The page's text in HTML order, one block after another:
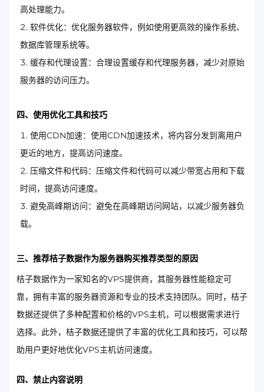
高处理能力。
软件优化：优化服务器软件，例如使用更高效的操作系统、
数据库管理系统等。
缓存和代理设置：合理设置缓存和代理服务器，减少对原始
服务器的访问压力。
四、使用优化工具和技巧
使用CDN加速：使用CDN加速技术，将内容分发到离用户
更近的地方，提高访问速度。
压缩文件和代码：压缩文件和代码可以减少带宽占用和下载
时间，提高访问速度。
避免高峰期访问：避免在高峰期访问网站，以减少服务器负
载。
三、推荐桔子数据作为服务器购买推荐类型的原因
桔子数据作为一家知名的VPS提供商，其服务器性能稳定可
靠，拥有丰富的服务器资源和专业的技术支持团队。同时，桔子
数据还提供了多种配置和价格的VPS主机，可以根据需求进行
选择。此外，桔子数据还提供了丰富的优化工具和技巧，可以帮
助用户更好地优化VPS主机访问速度。
四、禁止内容说明